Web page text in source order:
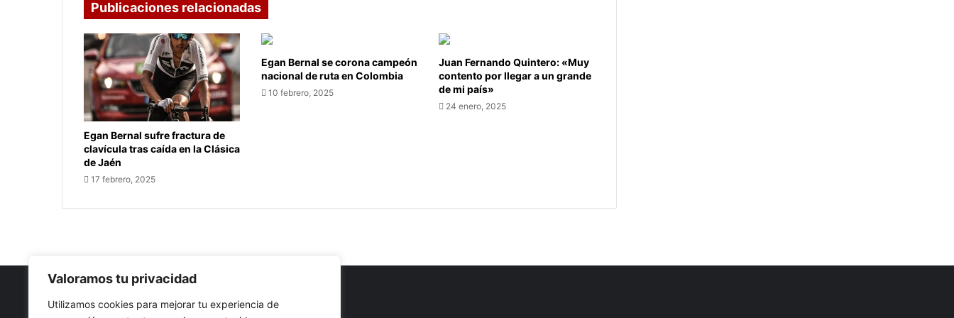
Valoramos tu privacidad
Utilizamos cookies para mejorar tu experiencia de
Publicaciones relacionadas
Egan Bernal sufre fractura de
clavícula tras caída en la Clásica
de Jaén
17 febrero, 2025
Egan Bernal se corona campeón
nacional de ruta en Colombia
10 febrero, 2025
Juan Fernando Quintero: «Muy
contento por llegar a un grande
de mi país»
24 enero, 2025